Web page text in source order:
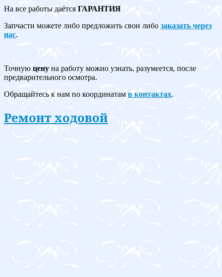
На все работы даётсяГАРАНТИЯ
Запчасти можете либо предложить свои либо заказать через
нас.
Точную цену на работу можно узнать, разумеется, после
предварительного осмотра.
Обращайтесь к нам по координатам в контактах.
Ремонт ходовой